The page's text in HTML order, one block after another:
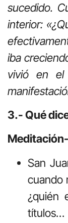
sucedido.
interior:
iba
vivió en
3.- Qué
San
cuando
¿quién